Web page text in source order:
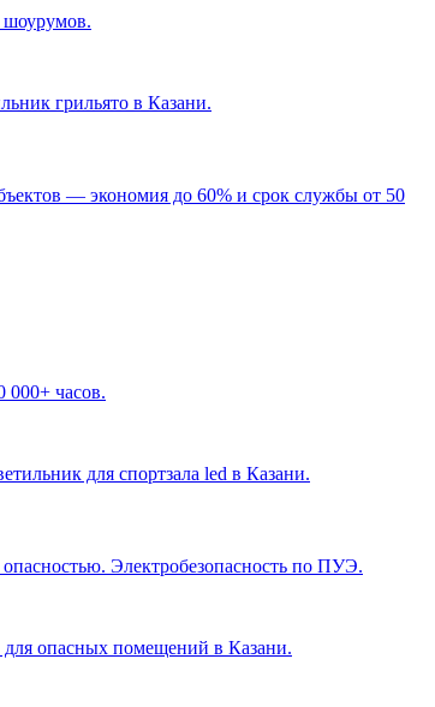
шоурумов.
грильято в Казани.
— экономия до 60% и срок службы от 50
000+ часов.
для спортзала led в Казани.
Электробезопасность по ПУЭ.
для опасных помещений в Казани.